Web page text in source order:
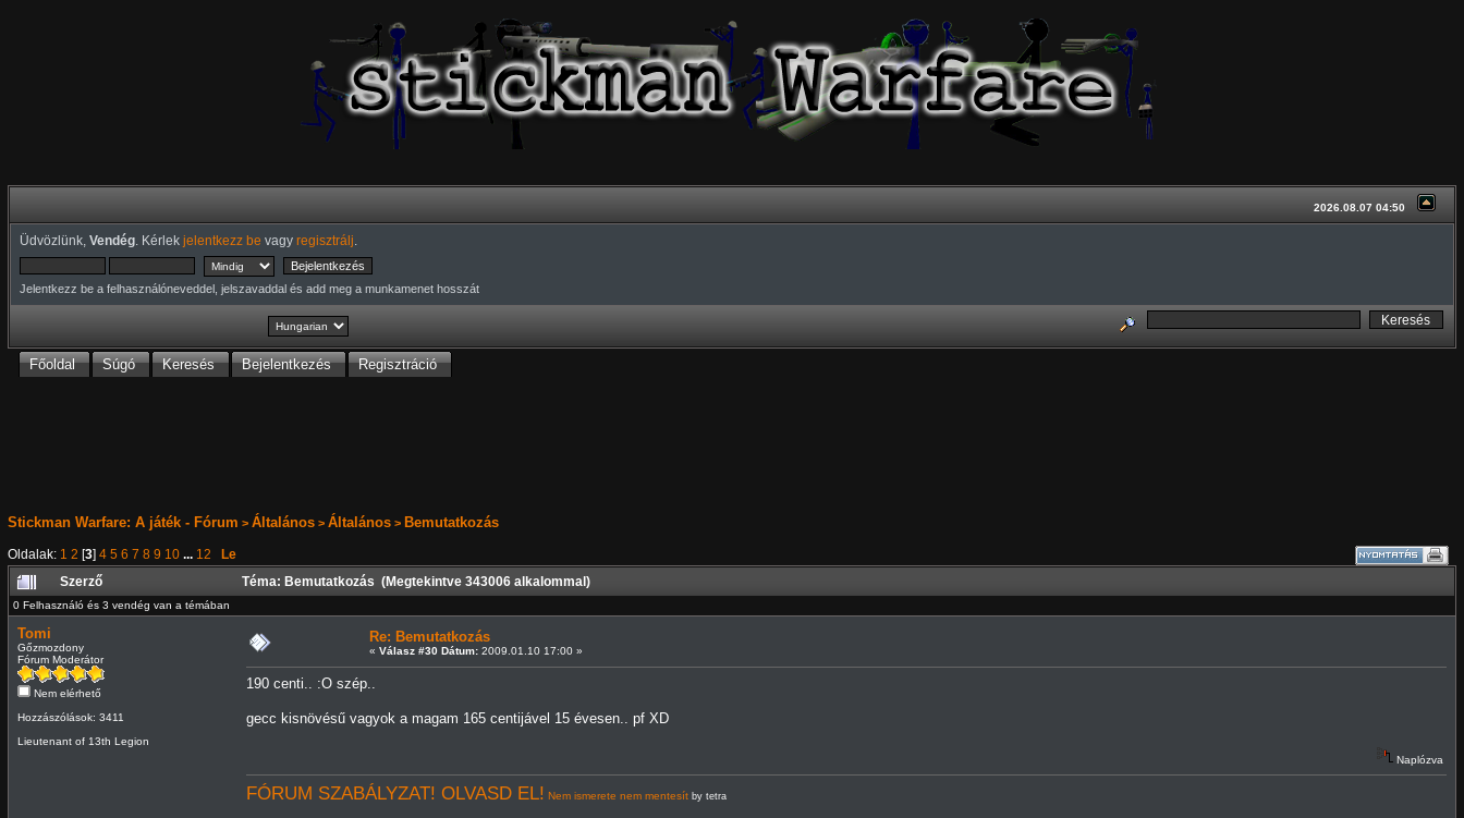
2026.08.07 04:50
Üdvözlünk, Vendég. Kérlek jelentkezz be vagy regisztrálj
Jelentkezz be a felhasználóneveddel, jelszavaddal és add meg a munkamenet hosszát
Főoldal Súgó Keresés Bejelentkezés Regisztráció
Stickman Warfare: A játék - Fórum > Általános> Általános> Bemutatkozás
Oldalak: 1 2 [3] 4 5 6 7 8 9 10 ... 12
Le
Szerző
Téma: Bemutatkozás (Megtekintve 343006 alkalommal)
0 Felhasználó és 3 vendég van a témában
Tomi
Gőzmozdony
Fórum Moderátor
Nem elérhető
Hozzászólások: 3411
Lieutenant of 13th Legion
Re: Bemutatkozás
« Válasz #30 Dátum:2009.01.10 17:00 »
190 centi.. :O szép..
gecc kisnövésű vagyok a magam 165 centijável 15 évesen.. pf XD
Naplózva
FÓRUM SZABÁLYZAT! OLVASD EL! Nem ismerete nem mentesít by tetra